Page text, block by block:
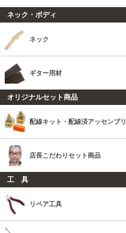
ネック・ボディ
ネック
ギター用材
オリジナルセット商品
配線キット・配線済アッセンブリ
店長こだわりセット商品
工 具
リペア工具